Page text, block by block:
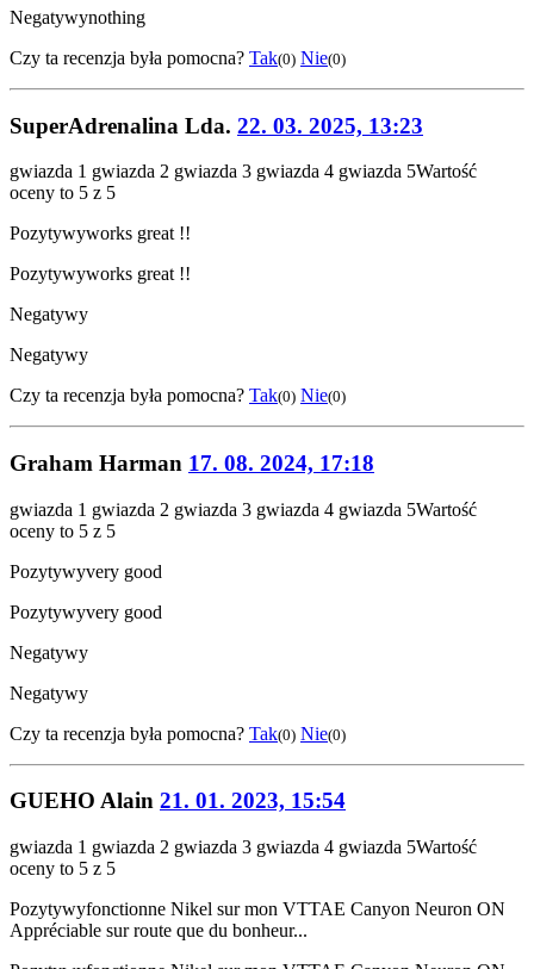
Negatywynothing
Czy ta recenzja była pomocna? Tak(0) Nie(0)
SuperAdrenalina Lda. 22. 03. 2025, 13:23
gwiazda 1 gwiazda 2 gwiazda 3 gwiazda 4 gwiazda 5Wartość
oceny to 5 z 5
Pozytywyworks great !!
Pozytywyworks great !!
Negatywy
Negatywy
Czy ta recenzja była pomocna? Tak(0) Nie(0)
Graham Harman 17. 08. 2024, 17:18
gwiazda 1 gwiazda 2 gwiazda 3 gwiazda 4 gwiazda 5Wartość
oceny to 5 z 5
Pozytywyvery good
Pozytywyvery good
Negatywy
Negatywy
Czy ta recenzja była pomocna? Tak(0) Nie(0)
GUEHO Alain 21. 01. 2023, 15:54
gwiazda 1 gwiazda 2 gwiazda 3 gwiazda 4 gwiazda 5Wartość
oceny to 5 z 5
Pozytywyfonctionne Nikel sur mon VTTAE Canyon Neuron ON
Appréciable sur route que du bonheur...